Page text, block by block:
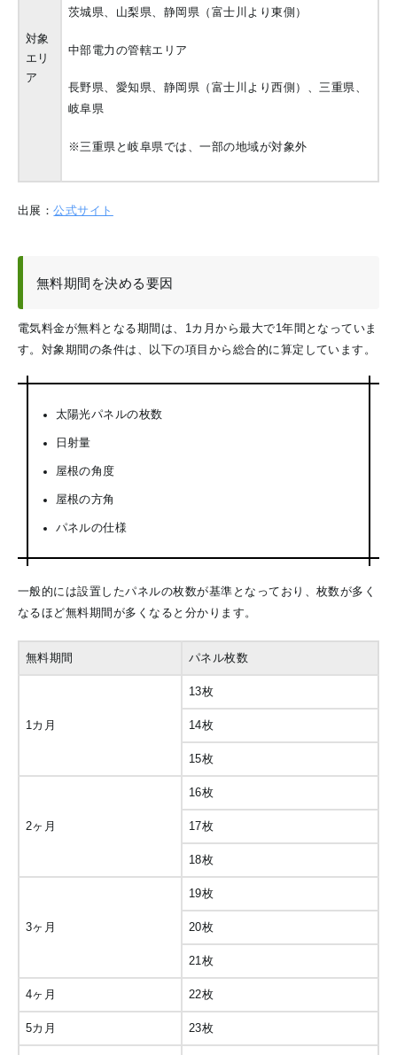
対象
エリ
ア
茨城県、山梨県、静岡県（富士川より東側）
中部電力の管轄エリア
長野県、愛知県、静岡県（富士川より西側）、三重県、
岐阜県
※三重県と岐阜県では、一部の地域が対象外
出展：公式サイト
無料期間を決める要因
電気料金が無料となる期間は、1カ月から最大で1年間となっていま
す。対象期間の条件は、以下の項目から総合的に算定しています。
太陽光パネルの枚数
日射量
屋根の角度
屋根の方角
パネルの仕様
一般的には設置したパネルの枚数が基準となっており、枚数が多く
なるほど無料期間が多くなると分かります。
無料期間 パネル枚数
1カ月
13枚
14枚
15枚
2ヶ月
16枚
17枚
18枚
3ヶ月
19枚
20枚
21枚
4ヶ月 22枚
5カ月 23枚